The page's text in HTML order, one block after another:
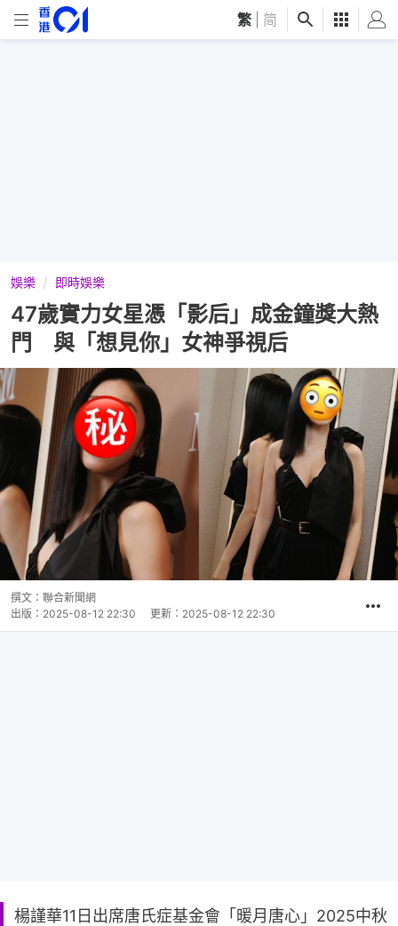
繁 简
娛樂 即時娛樂
47歲實力女星憑「影后」成金鐘獎大熱
門 與「想見你」女神爭視后
撰文： 聯合新聞網
出版： 2025-08-12 22:30 更新： 2025-08-12 22:30
楊謹華11日出席唐氏症基金會「暖月唐心」2025中秋